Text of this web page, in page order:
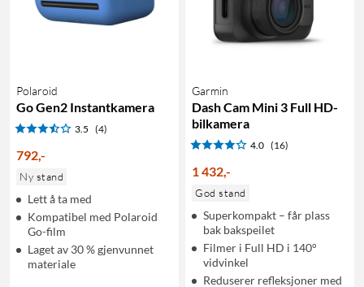
Polaroid
Go Gen2 Instantkamera
3.5 (4)
792,-
Ny stand
Lett å ta med
Kompatibel med Polaroid
Go-film
Laget av 30 % gjenvunnet
materiale
Garmin
Dash Cam Mini 3 Full HD-
bilkamera
4.0 (16)
1 432,-
God stand
Superkompakt – får plass
bak bakspeilet
Filmer i Full HD i 140°
vidvinkel
Reduserer refleksjoner med